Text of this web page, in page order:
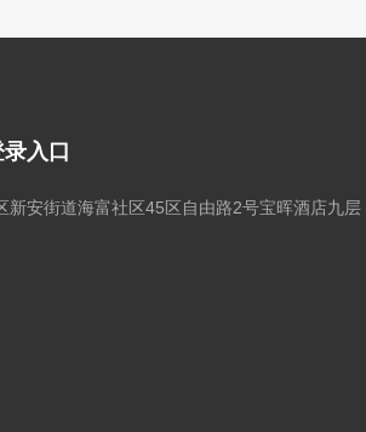
入口
新安街道海富社区45区自由路2号宝晖酒店九层